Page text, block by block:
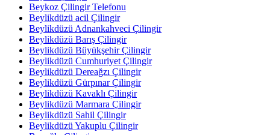
Beykoz Çilingir Telefonu
Beylikdüzü acil Çilingir
Beylikdüzü Adnankahveci Çilingir
Beylikdüzü Barış Çilingir
Beylikdüzü Büyükşehir Çilingir
Beylikdüzü Cumhuriyet Çilingir
Beylikdüzü Dereağzı Çilingir
Beylikdüzü Gürpınar Çilingir
Beylikdüzü Kavaklı Çilingir
Beylikdüzü Marmara Çilingir
Beylikdüzü Sahil Çilingir
Beylikdüzü Yakuplu Çilingir